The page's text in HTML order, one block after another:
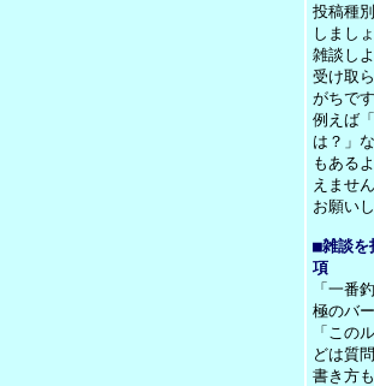
投稿種
しまし
雑談し
受け取
がちで
例えば
は？」
もある
えませ
お願い
■雑談を
項
「一番
極のバ
「この
どは質
書き方